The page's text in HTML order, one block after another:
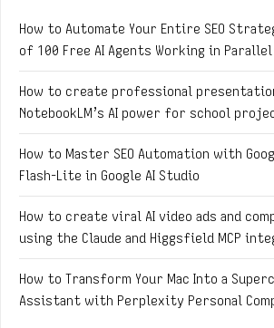
How to Automate Your Entire SEO
of 100 Free AI Agents Working in Parallel
How to create professional
NotebookLM’s AI power for school
How to Master SEO Automation with
Flash-Lite in Google AI Studio
How to create viral AI video ads and
using the Claude and Higgsfield MCP
How to Transform Your Mac Into a
Assistant with Perplexity Personal